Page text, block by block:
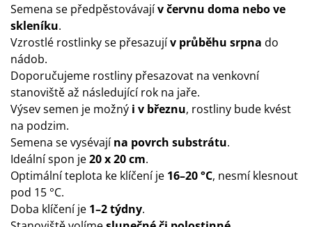
Semena se předpěstovávajív červnu doma nebo ve
skleníku.
Vzrostlé rostlinky se přesazujív průběhu srpna do
nádob.
Doporučujeme rostliny přesazovat na venkovní
stanoviště až následující rok na jaře.
Výsev semen je možný i v březnu, rostliny bude kvést
na podzim.
Semena se vysévajína povrch substrátu.
Ideální spon je20 x 20 cm.
Optimální teplota ke klíčení je 16–20 °C, nesmí klesnout
pod 15 °C.
Doba klíčení je 1–2 týdny.